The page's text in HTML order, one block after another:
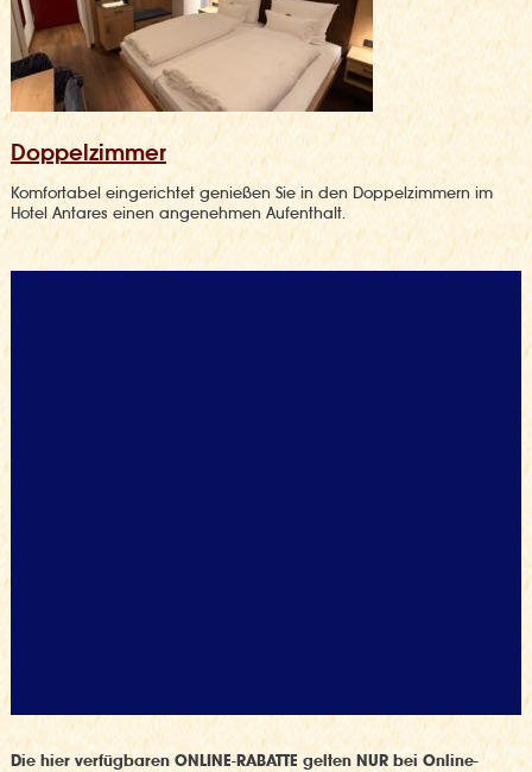
Doppelzimmer
Komfortabel eingerichtet genießen Sie in den Doppelzimmern im
Hotel Antares einen angenehmen Aufenthalt.
Die hier verfügbaren ONLINE-RABATTE gelten NUR bei Online-